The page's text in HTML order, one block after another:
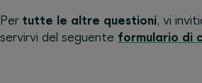
Per tutte le altre questioni, vi
servirvi del seguente formulario di